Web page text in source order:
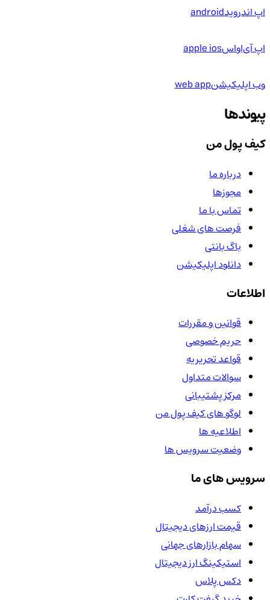
اپ اندرویدandroid
اپ آی‌او‌اسapple ios
وب اپلیکیشنweb app
پیوندها
کیف پول من
درباره ما
مجوزها
تماس با ما
فرصت های شغلی
باگ بانتی
دانلود اپلیکیشن
اطلاعات
قوانین و مقررات
حریم خصوصی
قواعد تحریریه
سوالات متداول
مرکز پشتیبانی
لوگو های کیف پول من
اطلاعیه ها
وضعیت سرویس ها
سرویس های ما
کسب درآمد
قیمت ارزهای دیجیتال
سهام بازارهای جهانی
استیکینگ ارز دیجیتال
دکس پلاس